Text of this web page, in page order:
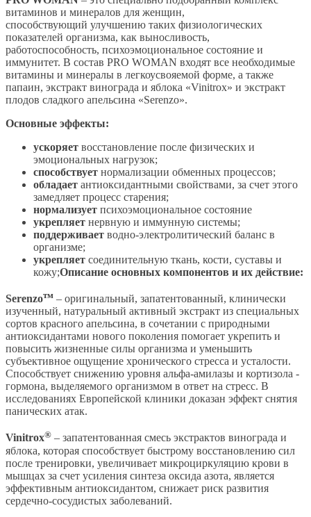
витаминов и минералов для женщин,
способствующий улучшению таких физиологических
показателей организма, как выносливость,
работоспособность, психоэмоциональное состояние и
иммунитет. В состав PRO WOMAN входят все необходимые
витамины и минералы в легкоусвояемой форме, а также
папаин, экстракт винограда и яблока «Vinitrox» и экстракт
плодов сладкого апельсина «Serenzo».
Основные эффекты:
ускоряет восстановление после физических и
эмоциональных нагрузок;
способствует нормализации обменных процессов;
обладает антиоксидантными свойствами, за счет этого
замедляет процесс старения;
нормализует психоэмоциональное состояние
укрепляет нервную и иммунную системы;
поддерживает водно-электролитический баланс в
организме;
укрепляет соединительную ткань, кости, суставы и
кожу;Описание основных компонентов и их действие:
Serenzoтм – оригинальный, запатентованный, клинически
изученный, натуральный активный экстракт из специальных
сортов красного апельсина, в сочетании с природными
антиоксидантами нового поколения помогает укрепить и
повысить жизненные силы организма и уменьшить
субъективное ощущение хронического стресса и усталости.
Способствует снижению уровня альфа-амилазы и кортизола -
гормона, выделяемого организмом в ответ на стресс. В
исследованиях Европейской клиники доказан эффект снятия
панических атак.
Vinitrox® – запатентованная смесь экстрактов винограда и
яблока, которая способствует быстрому восстановлению сил
после тренировки, увеличивает микроциркуляцию крови в
мышцах за счет усиления синтеза оксида азота, является
эффективным антиоксидантом, снижает риск развития
сердечно-сосудистых заболеваний.